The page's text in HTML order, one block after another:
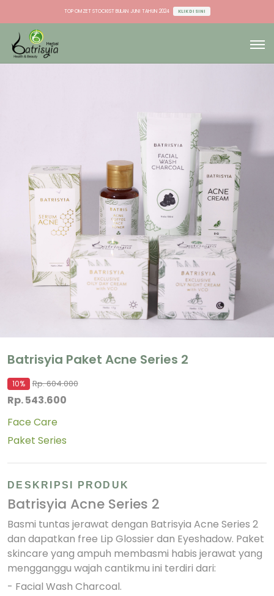
TOP OMZET STOCKIST BULAN JUNI TAHUN 2024 KLIK DI SINI
TOP OMZET DU & AGEN BULAN JUNI TAHUN 2024 KLIK DI SINI
Batrisyia Paket Acne Series 2
10% Rp. 604.000
Rp. 543.600
Face Care
Paket Series
DESKRIPSI PRODUK
Batrisyia Acne Series 2
Basmi tuntas jerawat dengan Batrisyia Acne Series 2
dan dapatkan free Lip Glossier dan Eyeshadow. Paket
skincare yang ampuh membasmi habis jerawat yang
mengganggu wajah cantikmu ini terdiri dari:
- Facial Wash Charcoal.